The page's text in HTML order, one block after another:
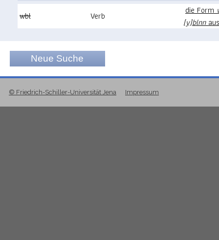
wbl
Verb die Form
[y]blnn
Neue Suche
© Friedrich-Schiller-Universität Jena Impressum